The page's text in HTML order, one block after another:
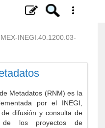
MEX-INEGI.40.1200.03-
Metadatos (RNM) es la
por el INEGI,
difusión y consulta de
de los proyectos de